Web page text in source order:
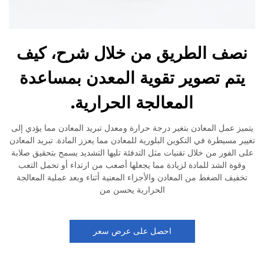
نصف الطريق من خلال شرح، كيف
يتم تصوير تقوية المعدن بمساعدة
المعالجة الحرارية.
يتميز عمل المعادن بتغير درجة حرارة ومعدل تبريد المعادن مما يؤدي إلى
تغيير مسيطرة في التكوين البلورية للمعادن مما يعزز المادة. تبريد المعادن
على الفور من خلال تقنيات مثل التدفئة تليها التشديد يسمح بتحقيق صلابة
وقوة الشد للمادة لزيادة مما يجعلها أصعب من ارتداء أو تحمل التعب
تخفيف الضغط من المعادن والأجزاء المعنية أثناء وبعد عملية المعالجة
الحرارية يحسن من
احصل على عرض سعر